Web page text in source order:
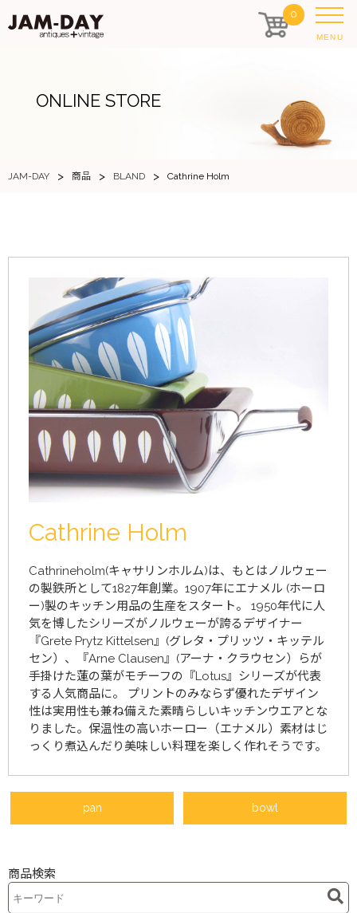
0
MENU
ONLINE STORE
JAM-DAY > 商品 > BLAND > Cathrine Holm
Cathrine Holm
Cathrineholm(キャサリンホルム)は、もとはノルウェー
の製鉄所として1827年創業。1907年にエナメル (ホーロ
ー)製のキッチン用品の生産をスタート。 1950年代に人
気を博したシリーズがノルウェーが誇るデザイナー
『Grete Prytz Kittelsen』(グレタ・プリッツ・キッテル
セン）、『Arne Clausen』(アーナ・クラウセン）らが
手掛けた蓮の葉がモチーフの『Lotus』シリーズが代表
する人気商品に。 プリントのみならず優れたデザイン
性は実用性も兼ね備えた素晴らしいキッチンウエアとな
りました。保温性の高いホーロー（エナメル）素材はじ
っくり煮込んだり美味しい料理を楽しく作れそうです。
pan bowl
商品検索